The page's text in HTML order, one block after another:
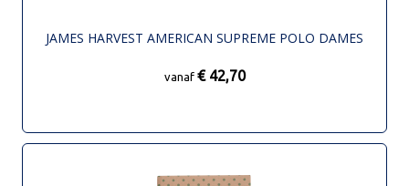
JAMES HARVEST AMERICAN SUPREME POLO DAMES
vanaf € 42,70